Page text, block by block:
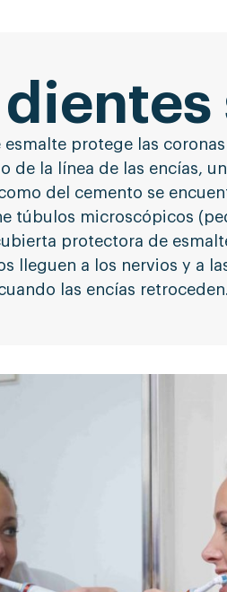
esmalte protege las
de la línea de las encías,
del cemento se
túbulos microscópicos
protectora de
lleguen a los nervios y a
las encías